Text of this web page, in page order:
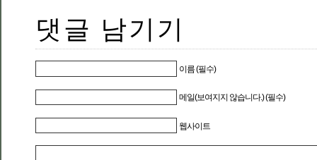
댓글 남기기
이름 (필수)
메일(보여지지 않습니다.) (필수)
웹사이트